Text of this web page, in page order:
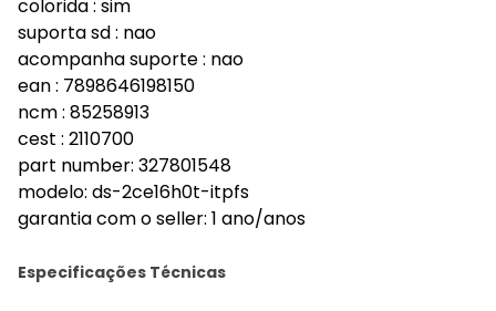
colorida : sim
suporta sd : nao
acompanha suporte : nao
ean : 7898646198150
ncm : 85258913
cest : 2110700
part number: 327801548
modelo: ds-2ce16h0t-itpfs
garantia com o seller: 1 ano/anos
Especificações Técnicas